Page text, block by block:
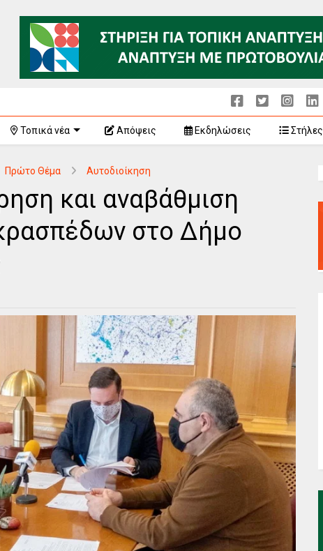
Τοπικά νέα Απόψεις Εκδηλώσεις Στήλες
Πρώτο Θέμα Αυτοδιοίκηση
και αναβάθμιση
στο Δήμο